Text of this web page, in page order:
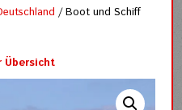
/ Boot und Schiff
Übersicht